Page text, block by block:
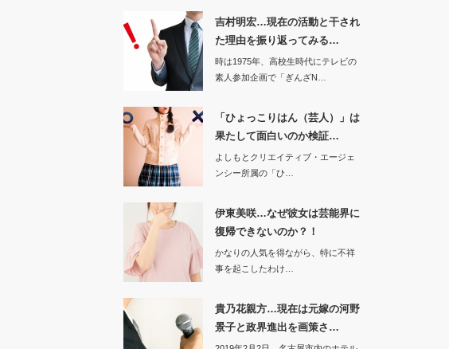
吉村明宏…現在の活動と干され
た理由を振り返ってみる…
時は1975年、高校生時代にテレビの
素人参加企画で「ぎんざN…
「ひょっこりはん（芸人）」は
果たして面白いのか検証…
よしもとクリエイティブ・エージェ
ンシー所属の「ひ…
伊東美咲…なぜ彼女は芸能界に
復帰できないのか？！
かなりの人気を得ながら、特に不祥
事を起こしたわけ…
貴乃花親方…現在は元嫁の河野
景子と政界進出を画策さ…